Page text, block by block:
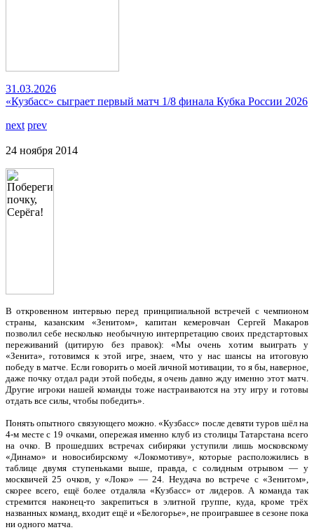
31.03.2026
«Кузбасс» сыграет первый матч 1/8 финала Кубка России 2026
next prev
24 ноября 2014
В откровенном интервью перед принципиальной встречей с чемпионом
страны, казанским «Зенитом», капитан кемеровчан Сергей Макаров
позволил себе несколько необычную интерпретацию своих предстартовых
переживаний (цитирую без правок): «Мы очень хотим выиграть у
«Зенита», готовимся к этой игре, знаем, что у нас шансы на итоговую
победу в матче. Если говорить о моей личной мотивации, то я бы, наверное,
даже почку отдал ради этой победы, я очень давно жду именно этот матч.
Другие игроки нашей команды тоже настраиваются на эту игру и готовы
отдать все силы, чтобы победить».
Понять опытного связующего можно. «Кузбасс» после девяти туров шёл на
4-м месте с 19 очками, опережая именно клуб из столицы Татарстана всего
на очко. В прошедших встречах сибиряки уступили лишь московскому
«Динамо» и новосибирскому «Локомотиву», которые расположились в
таблице двумя ступеньками выше, правда, с солидным отрывом — у
москвичей 25 очков, у «Локо» — 24. Неудача во встрече с «Зенитом»,
скорее всего, ещё более отдаляла «Кузбасс» от лидеров. А команда так
стремится наконец-то закрепиться в элитной группе, куда, кроме трёх
названных команд, входит ещё и «Белогорье», не проигравшее в сезоне пока
ни одного матча.